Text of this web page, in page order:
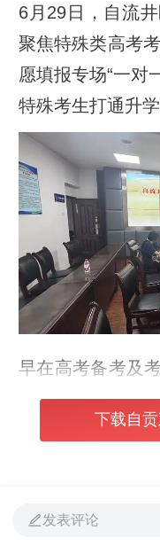
6月29日，自流
聚焦特殊类高考
愿填报专场“一对
特殊考生打通升学
早在高考备考及
相关工作要求，
程，包括主动对
合理便利保障方案
下载自
发表评论